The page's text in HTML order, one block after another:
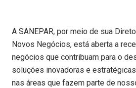
A SANEPAR, por meio de sua
Novos Negócios, está aberta a
negócios que contribuam para o
soluções inovadoras e
nas áreas que fazem parte de